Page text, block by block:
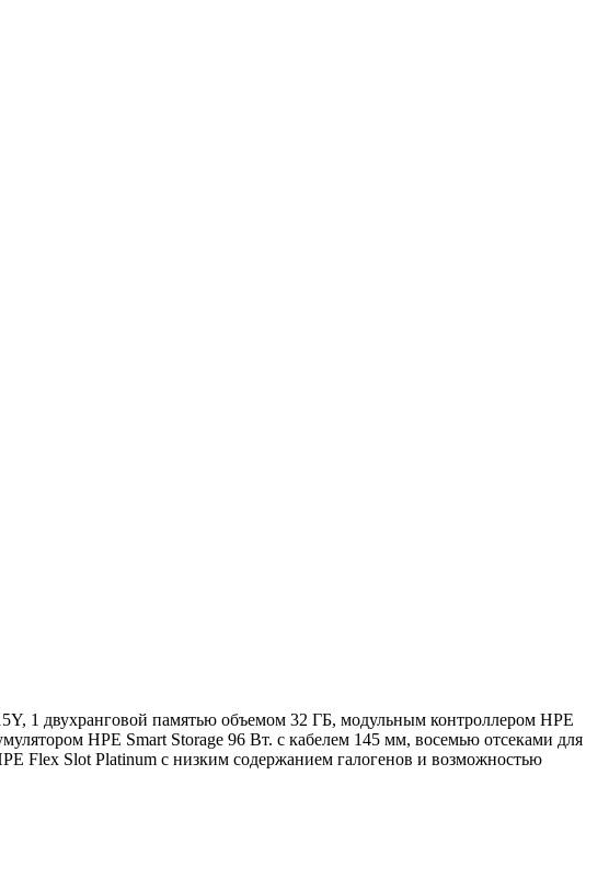
1 двухранговой памятью объемом 32 ГБ, модульным контроллером HPE
HPE Smart Storage 96 Вт. с кабелем 145 мм, восемью отсеками для
Flex Slot Platinum с низким содержанием галогенов и возможностью